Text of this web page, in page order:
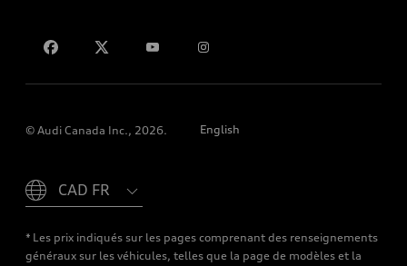
© Audi Canada Inc., 2026. English
* Les prix indiqués sur les pages comprenant des renseignements
généraux sur les véhicules, telles que la page de modèles et la